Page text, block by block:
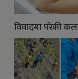
विवादमा परेकी